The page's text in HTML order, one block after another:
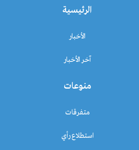
الرئيسية
الأخبار
آخر الأخبار
منوعات
متفرقات
استطلاع رأي